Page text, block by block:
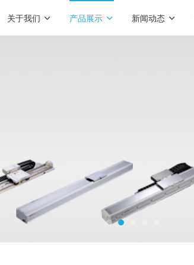
关于我们 产品展示 新闻动态